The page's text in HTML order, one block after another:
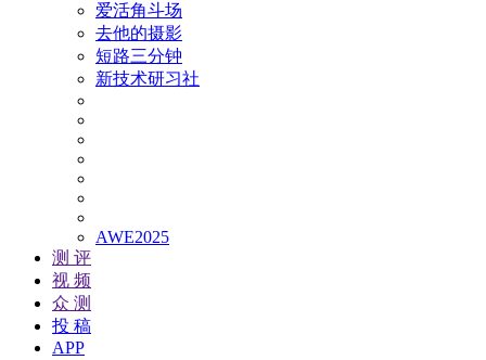
爱活角斗场
去他的摄影
短路三分钟
新技术研习社
AWE2025
测 评
视 频
众 测
投 稿
APP